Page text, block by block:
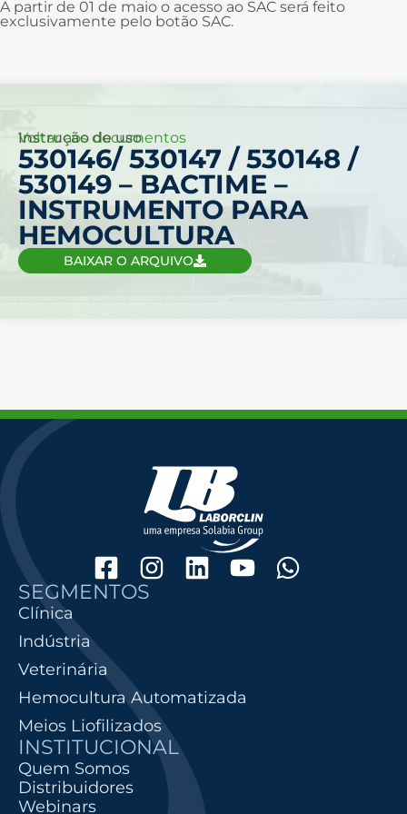
A partir de 01 de maio o acesso ao SAC será feito
exclusivamente pelo botão SAC.
Voltar aos documentos
Instrução de uso
530146/ 530147 / 530148 /
530149 – BACTIME –
INSTRUMENTO PARA
HEMOCULTURA
BAIXAR O ARQUIVO
SEGMENTOS
Clínica
Indústria
Veterinária
Hemocultura Automatizada
Meios Liofilizados
INSTITUCIONAL
Quem Somos
Distribuidores
Webinars